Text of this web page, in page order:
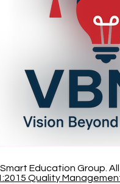
Education Group.
Quality